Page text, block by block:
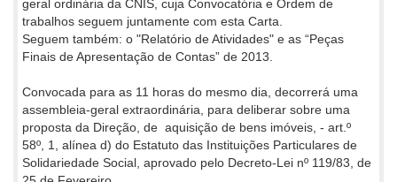
geral ordinária da CNIS, cuja Convocatória e Ordem de
trabalhos seguem juntamente com esta Carta.
Seguem também: o "Relatório de Atividades" e as “Peças
Finais de Apresentação de Contas” de 2013.
Convocada para as 11 horas do mesmo dia, decorrerá uma
assembleia-geral extraordinária, para deliberar sobre uma
proposta da Direção, de aquisição de bens imóveis, - art.º
58º, 1, alínea d) do Estatuto das Instituições Particulares de
Solidariedade Social, aprovado pelo Decreto-Lei nº 119/83, de